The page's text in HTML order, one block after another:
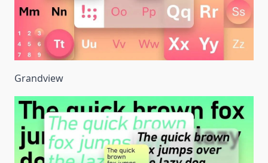
Grandview